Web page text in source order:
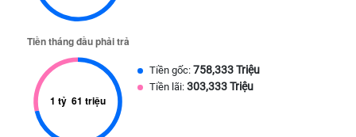
Tiền gốc: 758,333 Triệu
Tiền lãi: 303,333 Triệu